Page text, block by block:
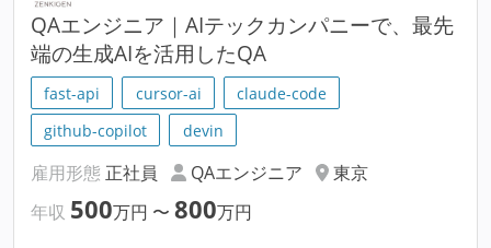
QAエンジニア｜AIテックカンパニーで、最先
端の生成AIを活用したQA
fast-api cursor-ai
claude-code
github-copilot
devin
雇用形態 正社員 QAエンジニア
東京
年収 500万円 〜 800万円